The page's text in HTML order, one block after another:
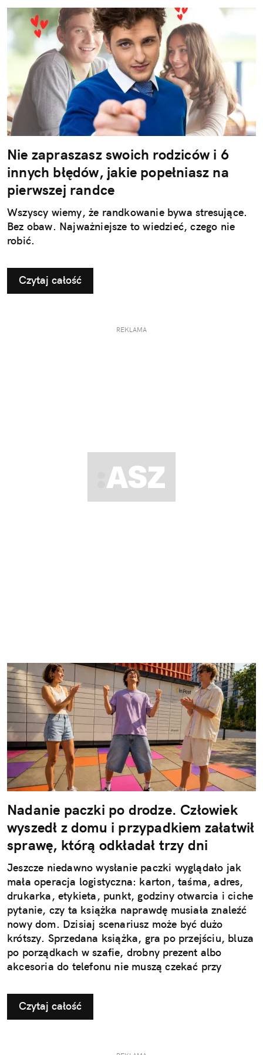
Nie zapraszasz swoich rodziców i 6
innych błędów, jakie popełniasz na
pierwszej randce
Wszyscy wiemy, że randkowanie bywa stresujące.
Bez obaw. Najważniejsze to wiedzieć, czego nie
robić.
Czytaj całość
REKLAMA
Nadanie paczki po drodze. Człowiek
wyszedł z domu i przypadkiem załatwił
sprawę, którą odkładał trzy dni
Jeszcze niedawno wysłanie paczki wyglądało jak
mała operacja logistyczna: karton, taśma, adres,
drukarka, etykieta, punkt, godziny otwarcia i ciche
pytanie, czy ta książka naprawdę musiała znaleźć
nowy dom. Dzisiaj scenariusz może być dużo
krótszy. Sprzedana książka, gra po przejściu, bluza
po porządkach w szafie, drobny prezent albo
akcesoria do telefonu nie muszą czekać przy
Mobile, dobrze zapakowana paczka i najbliższy
automat Paczkomat®.
Czytaj całość